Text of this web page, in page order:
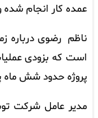
عمده کار انجام شده
ناظم رضوی درباره
است که بزودی
پروژه حدود شش
مدیر عامل شرکت